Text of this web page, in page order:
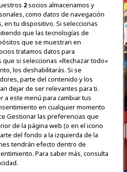
2socios almacenamos y
como datos de navegación
en tu dispositivo. Si seleccionas
que las tecnologías de
que se muestran en
tratamos datos para
si seleccionas «Rechazar todo»
los deshabilitarás. Si se
parte del contenido y los
dejar de ser relevantes para ti.
a este menú para cambiar tus
en cualquier momento
Gestionar las preferencias que
de la página web (o en el icono
del fondo a la izquierda de la
tendrán efecto dentro de
Para saber más, consulta